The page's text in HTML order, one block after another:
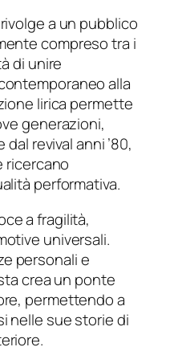
a un pubblico
compreso tra i
di unire
alla
lirica permette
generazioni,
revival anni ’80,
ricercano
performativa.
a fragilità,
universali.
personali e
crea un ponte
permettendo a
nelle sue storie di